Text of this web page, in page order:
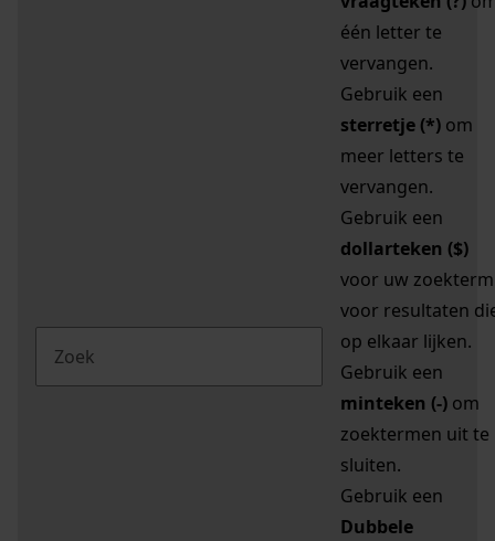
één letter te
vervangen.
Gebruik een
sterretje (*) om
meer letters te
vervangen.
Gebruik een
dollarteken ($)
voor uw zoekterm
voor resultaten
op elkaar lijken.
Gebruik een
minteken (-) om
zoektermen uit te
sluiten.
Gebruik een
Dubbele